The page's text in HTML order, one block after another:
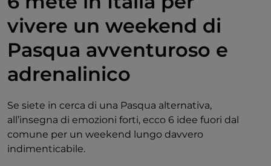
vivere un weekend di
Pasqua avventuroso e
adrenalinico
Se siete in cerca di una Pasqua alternativa,
all’insegna di emozioni forti, ecco 6 idee fuori dal
comune per un weekend lungo davvero
indimenticabile.